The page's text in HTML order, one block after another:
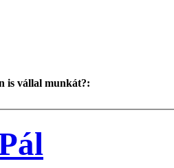
is vállal munkát?: